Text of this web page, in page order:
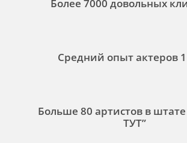
Более 7000 довольных
Средний опыт актеров
Больше 80 артистов в
ТУТ”